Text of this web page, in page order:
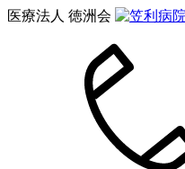
医療法人 徳洲会